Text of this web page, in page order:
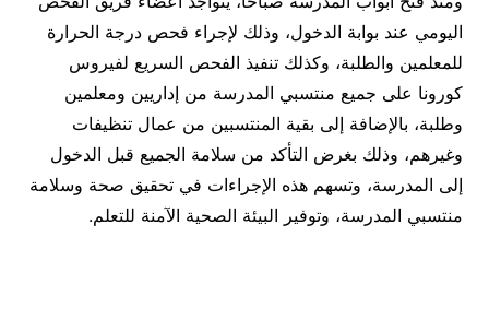
اليومي عند بوابة الدخول، وذلك لإجراء فحص درجة الحرارة
للمعلمين والطلبة، وكذلك تنفيذ الفحص السريع لفيروس
كورونا على جميع منتسبي المدرسة من إداريين ومعلمين
وطلبة، بالإضافة إلى بقية المنتسبين من عمال تنظيفات
وغيرهم، وذلك بغرض التأكد من سلامة الجميع قبل الدخول
إلى المدرسة، وتسهم هذه الإجراءات في تحقيق صحة وسلامة
منتسبي المدرسة، وتوفير البيئة الصحية الآمنة للتعلم.